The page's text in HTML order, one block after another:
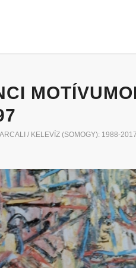
/ KELEVÍZ (SOMOGY): 1988-2017